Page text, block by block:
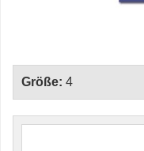
Größe: 4